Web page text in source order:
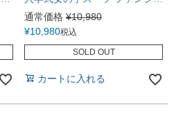
通常価格 ¥10,980
¥10,980税込
SOLD OUT
カートに入れる